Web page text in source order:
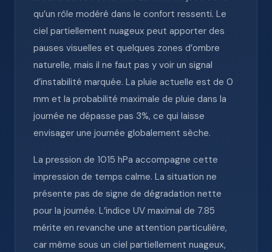
qu’un rôle modéré dans le confort ressenti. Le
ciel partiellement nuageux peut apporter des
pauses visuelles et quelques zones d’ombre
naturelle, mais il ne faut pas y voir un signal
d’instabilité marquée. La pluie actuelle est de 0
mm et la probabilité maximale de pluie dans la
journée ne dépasse pas 3%, ce qui laisse
envisager une journée globalement sèche.
La pression de 1015 hPa accompagne cette
impression de temps calme. La situation ne
présente pas de signe de dégradation nette
pour la journée. L’indice UV maximal de 7.85
mérite en revanche une attention particulière,
car même sous un ciel partiellement nuageux,